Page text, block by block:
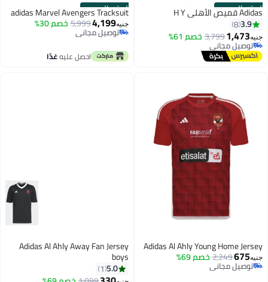
الستور الرسمي
Adidas قميص الأهلي H Y
3.9
8
جنيه1,473
3,799خصم 61%
توصيل مجاني
توصيل مجاني
الستور الرسمي
adidas Marvel Avengers Tracksuit
جنيه4,199
5,999خصم 30%
توصيل مجاني
توصيل مجاني
احصل عليهغدًا
Adidas Al Ahly Young Home Jersey
جنيه675
2,249خصم 69%
توصيل مجاني
توصيل مجاني
Adidas Al Ahly Away Fan Jersey
boys
5.0
1